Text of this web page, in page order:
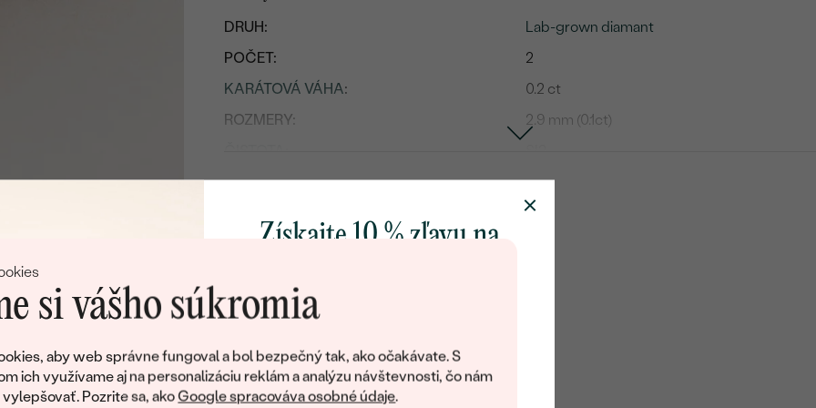
si vášho súkromia
aby web správne fungoval a bol bezpečný tak, ako očakávate. S
ich využívame aj na personalizáciu reklám a analýzu návštevnosti, čo nám
Pozrite sa, akoGoogle spracováva osobné údaje.
DRUH:
Lab-grown diamant
POČET:
2
KARÁTOVÁ VÁHA:
0.2 ct
ROZMERY:
2.9 mm (0.1ct)
FARBA:
G-H
Round
PÔVOD:
Postranné drahokamy
DRUH:
POČET:
KARÁTOVÁ VÁHA:
Získajte 10 % zľavu na
poctivo vyrábaných šperkov Eppi.
Ako darček na privítanie vám
obratom pošleme zľavový kód na